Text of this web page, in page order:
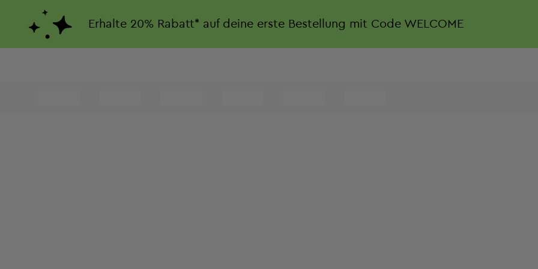
Erhalte 20% Rabatt* auf deine erste Bestellung mit Code WELCOME